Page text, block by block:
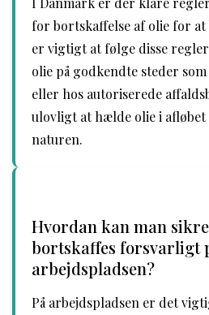
for bortskaffelse af olie for at
er vigtigt at følge disse
olie på godkendte steder
eller hos autoriserede
ulovligt at hælde olie i afløbet
naturen.
Hvordan kan man
bortskaffes forsvarligt
arbejdspladsen?
På arbejdspladsen er det